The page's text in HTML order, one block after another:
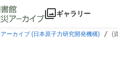
ギャラリー
ーカイブ (日本原子力研究開発機構) (